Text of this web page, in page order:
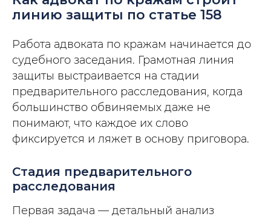
линию защиты по статье 158
Работа адвоката по кражам начинается до
судебного заседания. Грамотная линия
защиты выстраивается на стадии
предварительного расследования, когда
большинство обвиняемых даже не
понимают, что каждое их слово
фиксируется и ляжет в основу приговора.
Стадия предварительного
расследования
Первая задача — детальный анализ